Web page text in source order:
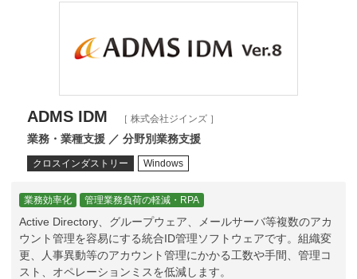
ADMS IDM ［ 株式会社ジインズ ］
業務・業種支援 ／ 分野別業務支援
クロスインダストリー Windows
業務効率化 管理業務負荷の軽減・RPA
Active Directory、グループウェア、メールサーバ等複数のアカ
ウント管理を容易にする統合ID管理ソフトウェアです。組織変
更、人事異動等のアカウント管理にかかる工数や手間、管理コ
スト、オペレーションミスを低減します。